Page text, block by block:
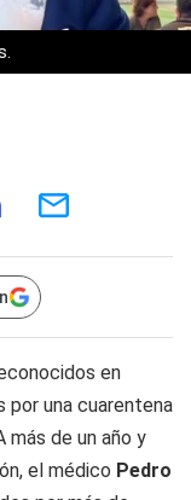
en
por una cuarentena
más de un año y
el médico Pedro